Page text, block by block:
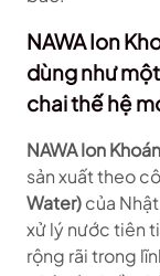
NAWA Ion
dùng như
chai thế hệ
NAWA Ion
sản xuất theo
Water)của
xử lý nước tiên
rộng rãi trong